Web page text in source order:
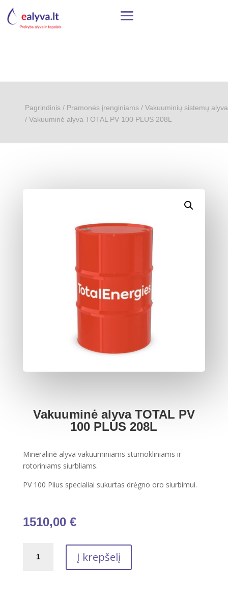
Pagrindinis/ Pramonės įrenginiams/ Vakuuminių sistemų alyva
/ Vakuuminė alyva TOTAL PV 100 PLUS 208L
Vakuuminė alyva TOTAL PV
100 PLUS 208L
Mineralinė alyva vakuuminiams stūmokliniams ir
rotoriniams siurbliams.
PV 100 Plius specialiai sukurtas drėgno oro siurbimui.
1510,00 €
kiekis:
Į krepšelį